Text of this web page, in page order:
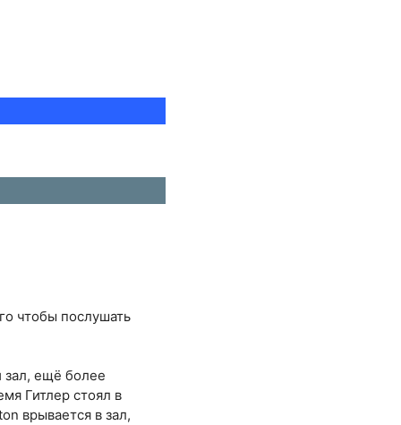
чтобы послушать
зал, ещё более
Гитлер стоял в
врывается в зал,